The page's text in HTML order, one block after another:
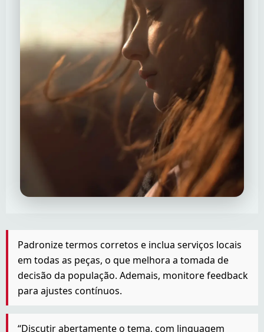
Padronize termos corretos e inclua serviços locais
em todas as peças, o que melhora a tomada de
decisão da população. Ademais, monitore feedback
para ajustes contínuos.
“Discutir abertamente o tema, com linguagem